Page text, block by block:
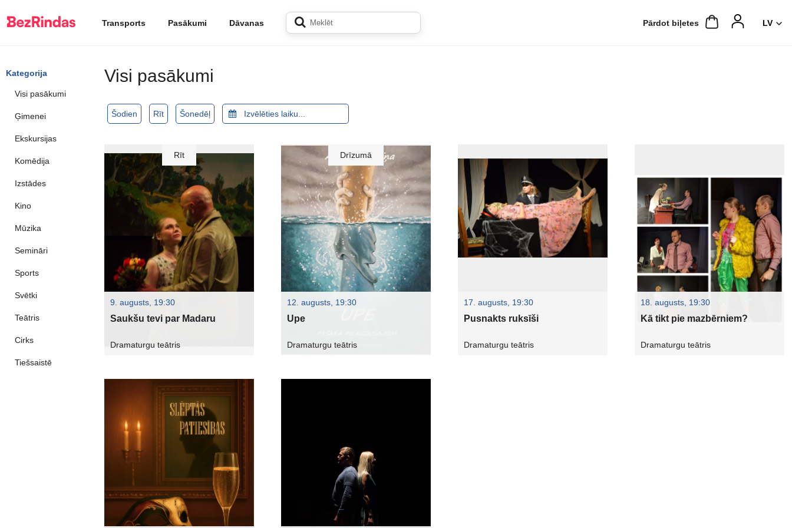
Transports Pasākumi Dāvanas Pārdot biļetes
Kategorija
Visi pasākumi
Ģimenei
Ekskursijas
Komēdija
Izstādes
Kino
Mūzika
Semināri
Sports
Svētki
Teātris
Cirks
Tiešsaistē
Visi pasākumi
Šodien Rīt Šonedēļ
Rīt
9. augusts, 19:30
Saukšu tevi par Madaru
Dramaturgu teātris
Drīzumā
12. augusts, 19:30
Upe
Dramaturgu teātris
17. augusts, 19:30
Pusnakts ruksīši
Dramaturgu teātris
18. augusts, 19:30
Kā tikt pie mazbērniem?
Dramaturgu teātris